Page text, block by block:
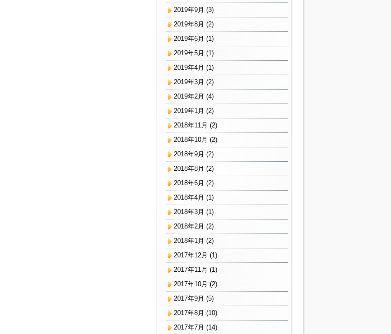
2019年9月 (3)
2019年8月 (2)
2019年6月 (1)
2019年5月 (1)
2019年4月 (1)
2019年3月 (2)
2019年2月 (4)
2019年1月 (2)
2018年11月 (2)
2018年10月 (2)
2018年9月 (2)
2018年8月 (2)
2018年6月 (2)
2018年4月 (1)
2018年3月 (1)
2018年2月 (2)
2018年1月 (2)
2017年12月 (1)
2017年11月 (1)
2017年10月 (2)
2017年9月 (5)
2017年8月 (10)
2017年7月 (14)